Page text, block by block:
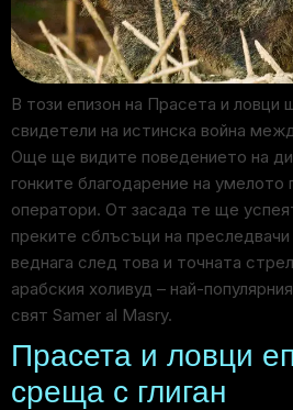
В този епизон на Прасета и ловци
свидетели на истинска война
Още ще видите поведението на
гонките благодарение на
оператори. От засада те ще
преките сблъсъци на
веднага след това и точната
арабския холивуд – най-
свят Samer al Masry.
Прасета и ловци
среща с глиган